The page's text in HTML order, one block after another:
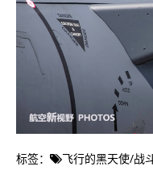
标签： 飞行的黑天使/战